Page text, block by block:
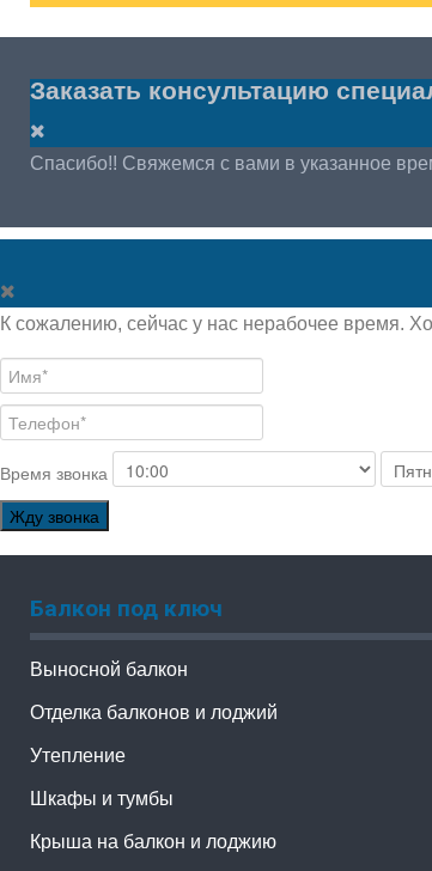
Заказать консультацию
Спасибо!! Свяжемся с вами в указанное
К сожалению, сейчас у нас нерабочее время.
Время звонка
Жду звонка
Балкон под ключ
Выносной балкон
Отделка балконов и лоджий
Утепление
Шкафы и тумбы
Крыша на балкон и лоджию